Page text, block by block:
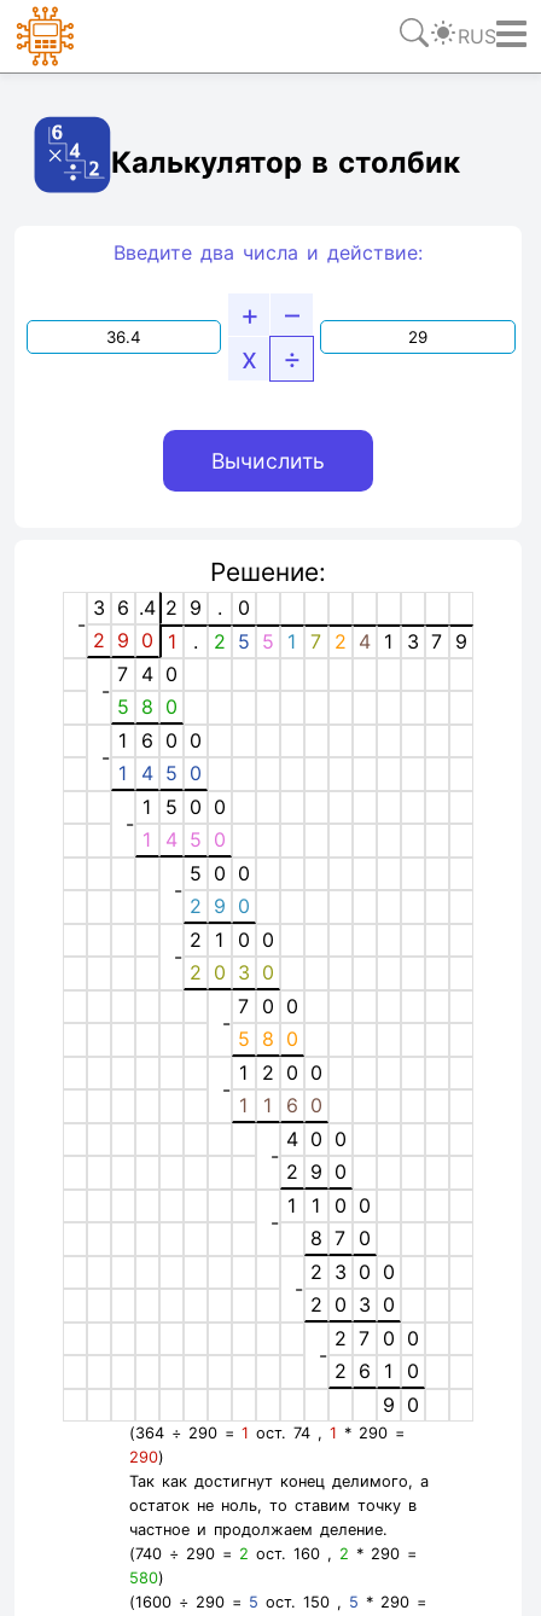
RUS
Калькулятор в столбик
Введите два числа и действие:
+
–
x
÷
Решение:
-
3 6 .4 2 9 .
0
2 9 0 1 . 2 5 5 1 7 2 4 1 3 7 9
-
7 4 0
5 8 0
-
1 6 0 0
1
4 5 0
-
1 5 0 0
1
4 5 0
-
5 0 0
2 9 0
-
2 1 0 0
2 0 3 0
-
7 0 0
5 8 0
-
1 2 0 0
1
1 6 0
-
4 0 0
2 9 0
-
1 1 0 0
8 7 0
-
2 3 0 0
2 0 3 0
-
2 7 0 0
2 6 1
0
9 0
(364 ÷ 290 = 1 ост. 74 , 1 * 290 =
290)
Так как достигнут конец делимого, а
остаток не ноль, то ставим точку в
частное и продолжаем деление.
(740 ÷ 290 = 2 ост. 160 , 2 * 290 =
580)
(1600 ÷ 290 = 5 ост. 150 , 5 * 290 =